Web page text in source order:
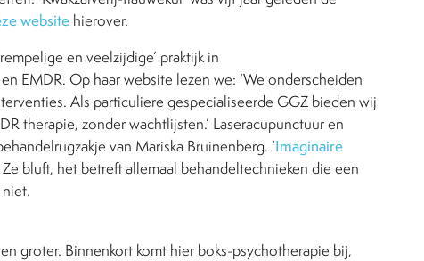
website hierover.
en veelzijdige’ praktijk in
EMDR. Op haar website lezen we: ‘We onderscheiden
Als particuliere gespecialiseerde GGZ bieden wij
therapie, zonder wachtlijsten.’ Laseracupunctuur en
van Mariska Bruinenberg. ‘Imaginaire
bluft, het betreft allemaal behandeltechnieken die een
groter. Binnenkort komt hier boks-psychotherapie bij,